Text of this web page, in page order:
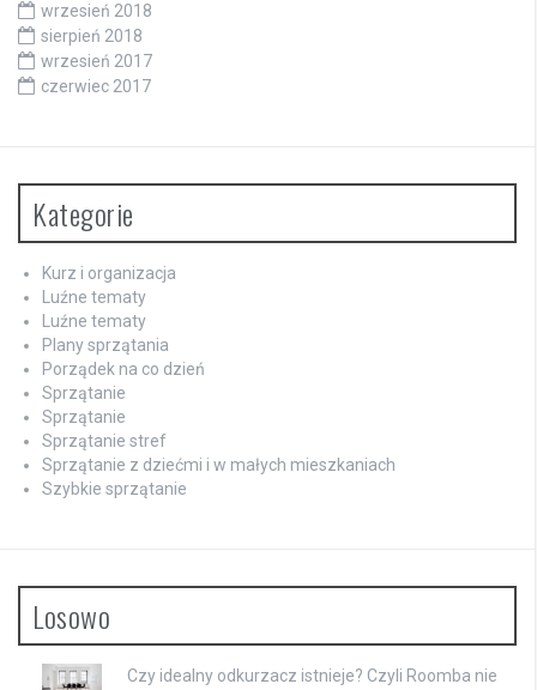
wrzesień 2018
sierpień 2018
wrzesień 2017
czerwiec 2017
Kategorie
Kurz i organizacja
Luźne tematy
Luźne tematy
Plany sprzątania
Porządek na co dzień
Sprzątanie
Sprzątanie
Sprzątanie stref
Sprzątanie z dziećmi i w małych mieszkaniach
Szybkie sprzątanie
Losowo
Czy idealny odkurzacz istnieje? Czyli Roomba nie